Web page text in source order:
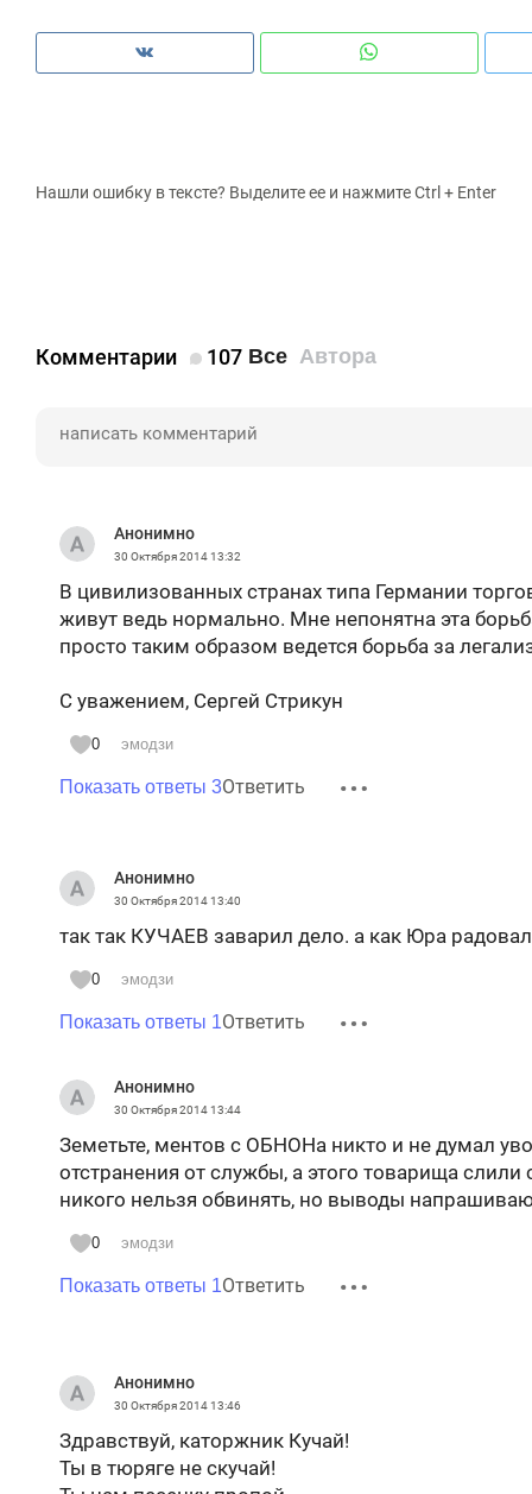
Нашли ошибку в тексте? Выделите ее и нажмите Ctrl + Enter
Комментарии 107 Все Автора
Анонимно
30 Октября 201413:32
В цивилизованных странах типа Германии
живут ведь нормально. Мне непонятна эта
просто таким образом ведется борьба за
С уважением, Сергей Стрикун
0 эмодзи
Показать ответы 3Ответить
Анонимно
30 Октября 201413:40
так так КУЧАЕВ заварил дело. а как Юра
0 эмодзи
Показать ответы 1Ответить
Анонимно
30 Октября 201413:44
Земетьте, ментов с ОБНОНа никто и не думал
отстранения от службы, а этого товарища
никого нельзя обвинять, но выводы
0 эмодзи
Показать ответы 1Ответить
Анонимно
30 Октября 201413:46
Здравствуй, каторжник Кучай!
Ты в тюряге не скучай!